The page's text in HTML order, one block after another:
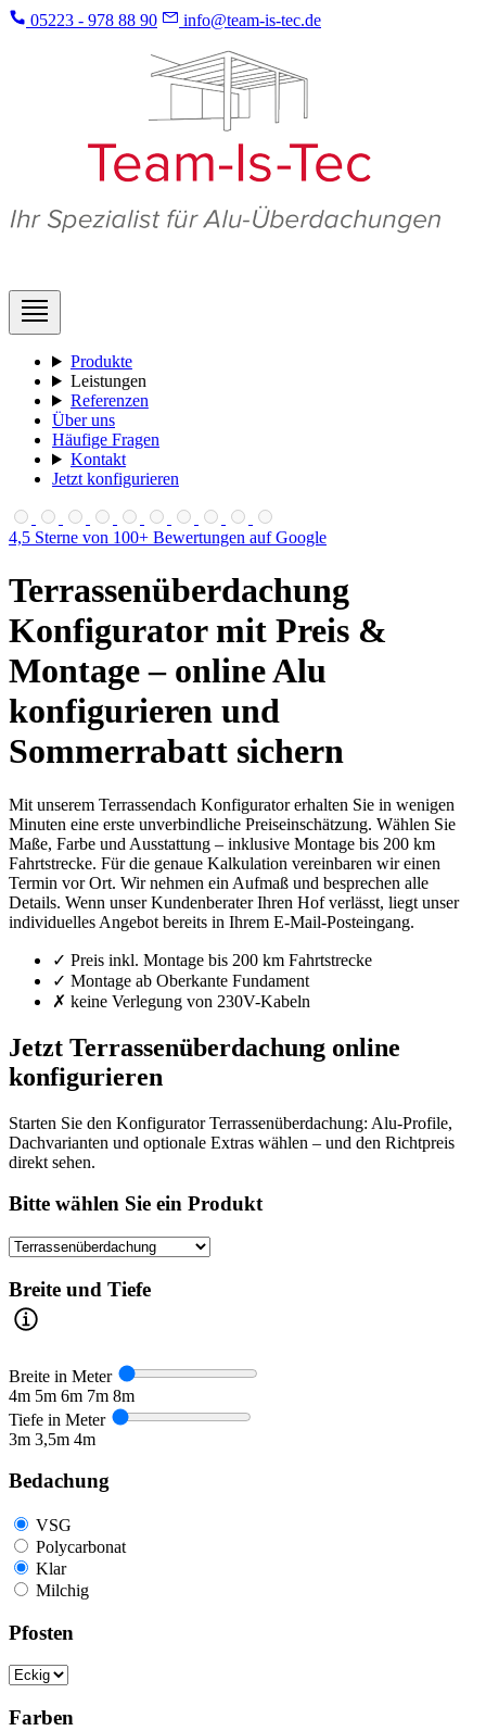
05223 - 978 88 90 info@team-is-tec.de
Produkte
Leistungen
Referenzen
Über uns
Häufige Fragen
Kontakt
Jetzt konfigurieren
4,5 Sterne von 100+ Bewertungen auf Google
Terrassenüberdachung
Konfigurator mit Preis &
Montage – online Alu
konfigurieren und
Sommerrabatt sichern
Mit unserem Terrassendach Konfigurator erhalten Sie in wenigen
Minuten eine erste unverbindliche Preiseinschätzung. Wählen Sie
Maße, Farbe und Ausstattung – inklusive Montage bis 200 km
Fahrtstrecke. Für die genaue Kalkulation vereinbaren wir einen
Termin vor Ort. Wir nehmen ein Aufmaß und besprechen alle
Details. Wenn unser Kundenberater Ihren Hof verlässt, liegt unser
individuelles Angebot bereits in Ihrem E-Mail-Posteingang.
✓ Preis inkl. Montage bis 200 km Fahrtstrecke
✓ Montage ab Oberkante Fundament
✗ keine Verlegung von 230V-Kabeln
Jetzt Terrassenüberdachung online
konfigurieren
Starten Sie den Konfigurator Terrassenüberdachung: Alu-Profile,
Dachvarianten und optionale Extras wählen – und den Richtpreis
direkt sehen.
Bitte wählen Sie ein Produkt
Breite und Tiefe
Breite in Meter
4m 5m 6m 7m 8m
Tiefe in Meter
3m 3,5m 4m
Bedachung
VSG
Polycarbonat
Klar
Milchig
Pfosten
Farben